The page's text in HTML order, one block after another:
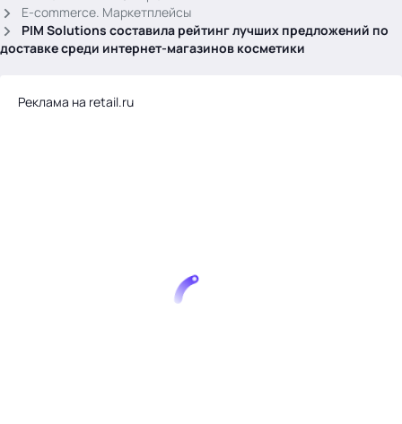
E-commerce. Маркетплейсы
PIM Solutions составила рейтинг лучших предложений по
доставке среди интернет-магазинов косметики
Реклама на retail.ru